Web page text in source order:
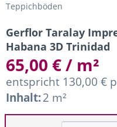
Teppichböden
Gerflor Taralay
Habana 3D Trinidad
65,00 € / m²
entspricht 130,00 €
Inhalt:2 m²